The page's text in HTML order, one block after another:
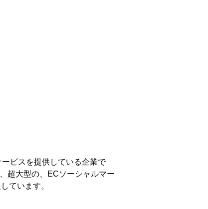
ビスを提供している企業で
超大型の、ECソーシャルマー
ています。